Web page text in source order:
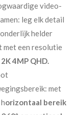
video-
leg elk detail
helder
met een resolutie
2K 4MP QHD.
met
orizontaal bereik